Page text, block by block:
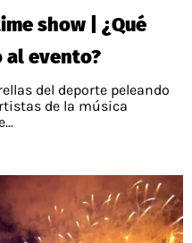
show | ¿Qué
evento?
del deporte peleando
de la música